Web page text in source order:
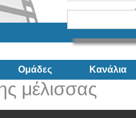
Ομάδες Κανάλια
μέλισσας